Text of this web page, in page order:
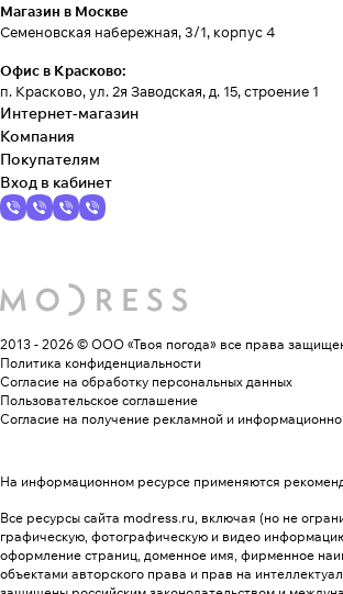
Магазин в Москве
Семеновская набережная, 3/1, корпус 4
Офис в Красково:
п. Красково, ул. 2я Заводская, д. 15, строение 1
Интернет-магазин
Компания
Покупателям
Вход в кабинет
2013 - 2026 © ООО «Твоя погода» все права
Политика конфиденциальности
Согласие на обработку персональных данных
Пользовательское соглашение
Согласие на получение рекламной и
На информационном ресурсе применяются
Все ресурсы сайта modress.ru, включая (но не
графическую, фотографическую и видео
оформление страниц, доменное имя, фирменное
объектами авторского права и прав на